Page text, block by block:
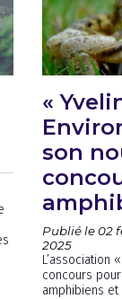
«
son
Publié le 02
2025
L’association
concours
amphibiens